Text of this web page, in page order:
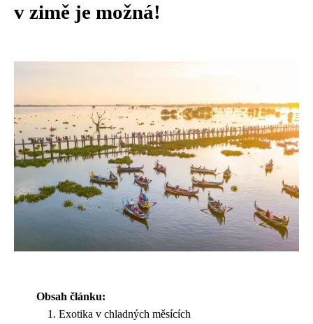
v zimě je možná!
Obsah článku:
Exotika v chladných měsících